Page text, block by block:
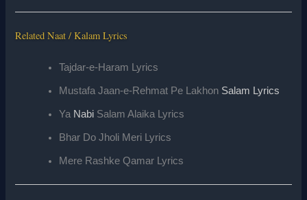
Related Naat / Kalam Lyrics
Tajdar-e-Haram Lyrics
Mustafa Jaan-e-Rehmat Pe Lakhon Salam Lyrics
Ya Nabi Salam Alaika Lyrics
Bhar Do Jholi Meri Lyrics
Mere Rashke Qamar Lyrics